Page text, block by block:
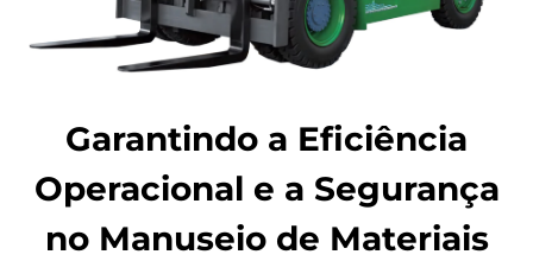
Garantindo a Eficiência
Operacional e a Segurança
no Manuseio de Materiais